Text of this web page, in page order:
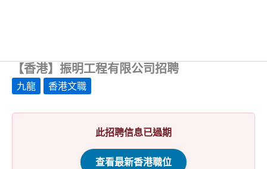
【香港】振明工程有限公司招聘
九龍 香港文職
此招聘信息已過期
查看最新香港職位